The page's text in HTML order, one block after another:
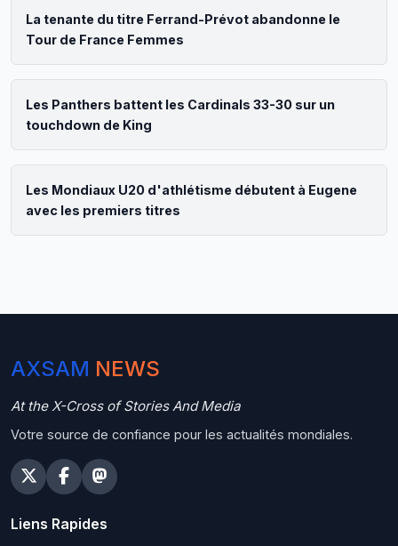
La tenante du titre Ferrand-Prévot abandonne le
Tour de France Femmes
Les Panthers battent les Cardinals 33-30 sur un
touchdown de King
Les Mondiaux U20 d'athlétisme débutent à Eugene
avec les premiers titres
AXSAM NEWS
At the X-Cross of Stories And Media
Votre source de confiance pour les actualités mondiales.
Liens Rapides